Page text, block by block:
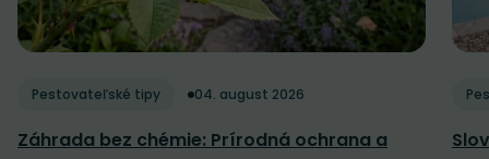
Pestovateľské tipy 04. august 2026
Záhrada bez chémie: Prírodná ochrana a